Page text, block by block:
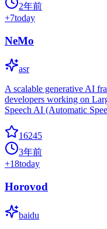
2年前
+7today
NeMo
asr
A scalable generative AI
developers working on
Speech AI (Automatic
16245
3年前
+18today
Horovod
baidu